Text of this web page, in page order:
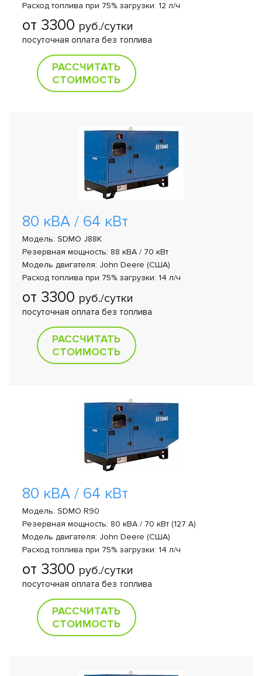
Расход топлива при 75% загрузки: 12 л/ч
от 3300 руб./сутки
посуточная оплата без топлива
РАССЧИТАТЬ
СТОИМОСТЬ
80 кВА / 64 кВт
Модель: SDMO J88K
Резервная мощность: 88 кВА / 70 кВт
Модель двигателя: John Deere (США)
Расход топлива при 75% загрузки: 14 л/ч
от 3300 руб./сутки
посуточная оплата без топлива
РАССЧИТАТЬ
СТОИМОСТЬ
80 кВА / 64 кВт
Модель: SDMO R90
Резервная мощность: 80 кВА / 70 кВт (127 A)
Модель двигателя: John Deere (США)
Расход топлива при 75% загрузки: 14 л/ч
от 3300 руб./сутки
посуточная оплата без топлива
РАССЧИТАТЬ
СТОИМОСТЬ